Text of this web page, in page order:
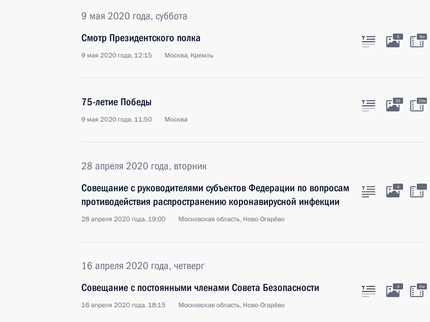
9 мая 2020 года, суббота
Смотр Президентского полка
9 мая 2020 года, 12:15 Москва, Кремль
6 9м
75-летие Победы
9 мая 2020 года, 11:50 Москва
26 29м
28 апреля 2020 года, вторник
Совещание с руководителями субъектов Федерации по вопросам
противодействия распространению коронавирусной инфекции
28 апреля 2020 года, 19:00 Московская область, Ново-Огарёво
4 :
16 апреля 2020 года, четверг
Совещание с постоянными членами Совета Безопасности
16 апреля 2020 года, 18:15 Московская область, Ново-Огарёво
4 5м